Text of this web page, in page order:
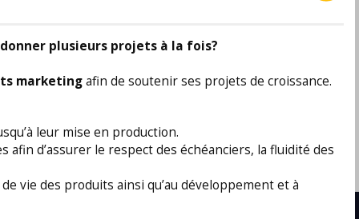
plusieurs projets à la fois?
marketingafin de soutenir ses projets de croissance.
leur mise en production.
d’assurer le respect des échéanciers, la fluidité des
vie des produits ainsi qu’au développement et à